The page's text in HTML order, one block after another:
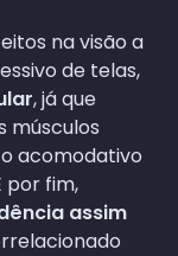
na visão a
de telas,
, já que
músculos
acomodativo
por fim,
assim